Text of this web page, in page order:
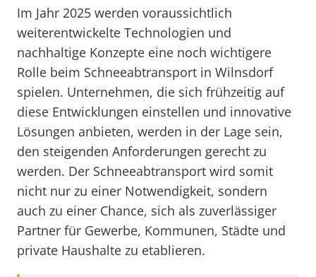
Im Jahr 2025 werden voraussichtlich
weiterentwickelte Technologien und
nachhaltige Konzepte eine noch wichtigere
Rolle beim Schneeabtransport in Wilnsdorf
spielen. Unternehmen, die sich frühzeitig auf
diese Entwicklungen einstellen und innovative
Lösungen anbieten, werden in der Lage sein,
den steigenden Anforderungen gerecht zu
werden. Der Schneeabtransport wird somit
nicht nur zu einer Notwendigkeit, sondern
auch zu einer Chance, sich als zuverlässiger
Partner für Gewerbe, Kommunen, Städte und
private Haushalte zu etablieren.